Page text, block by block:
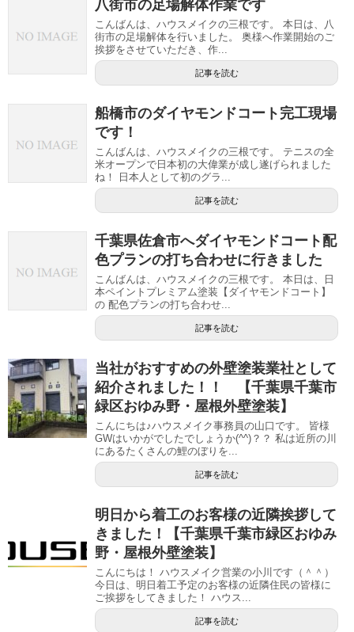
八街市の足場解体作業です
こんばんは、ハウスメイクの三根です。 本日は、八
街市の足場解体を行いました。 奥様へ作業開始のご
挨拶をさせていただき、作...
記事を読む
船橋市のダイヤモンドコート完工現場
です！
こんばんは、ハウスメイクの三根です。 テニスの全
米オープンで日本初の大偉業が成し遂げられました
ね！ 日本人として初のグラ...
記事を読む
千葉県佐倉市へダイヤモンドコート配
色プランの打ち合わせに行きました
こんばんは、ハウスメイクの三根です。 本日は、日
本ペイントプレミアム塗装【ダイヤモンドコート】
の 配色プランの打ち合わせ...
記事を読む
当社がおすすめの外壁塗装業社として
紹介されました！！ 【千葉県千葉市
緑区おゆみ野・屋根外壁塗装】
こんにちは♪ハウスメイク事務員の山口です。 皆様
GWはいかがでしたでしょうか(^^)？？ 私は近所の川
にあるたくさんの鯉のぼりを...
記事を読む
明日から着工のお客様の近隣挨拶して
きました！【千葉県千葉市緑区おゆみ
野・屋根外壁塗装】
こんにちは！ ハウスメイク営業の小川です（＾＾）
今日は、明日着工予定のお客様の近隣住民の皆様に
ご挨拶をしてきました！ ハウス...
記事を読む